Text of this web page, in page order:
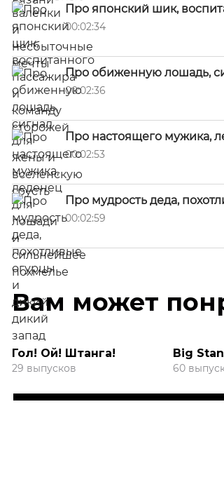
Про японский шик,
00:02:34
Про обиженную лошадь,
00:02:36
Про настоящего мужика,
00:02:53
Про мудрость деда,
00:02:59
Вам может
Гол! Ой! Штанга!
29 выпусков
Big
60